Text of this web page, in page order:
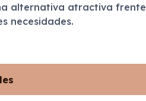
alternativa atractiva
necesidades.